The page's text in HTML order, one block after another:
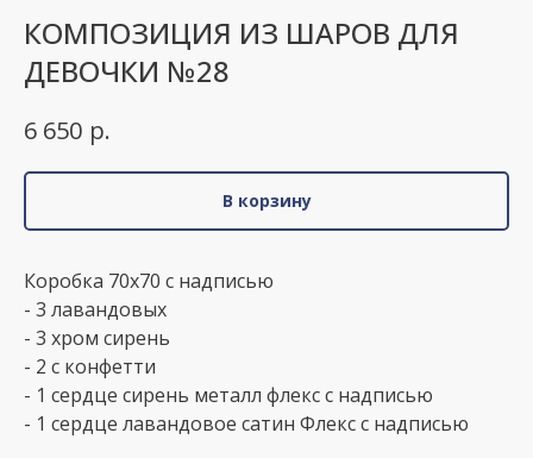
КОМПОЗИЦИЯ ИЗ ШАРОВ ДЛЯ
ДЕВОЧКИ №28
6 650 р.
В корзину
Коробка 70х70 с надписью
- 3 лавандовых
- 3 хром сирень
- 2 с конфетти
- 1 сердце сирень металл флекс с надписью
- 1 сердце лавандовое сатин Флекс с надписью